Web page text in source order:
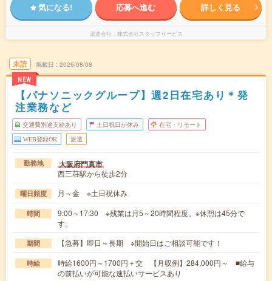
気になる! 応募へ進む 詳しく見る
派遣会社 株式会社スタッフサービス
未読
NEW
掲載日 2026/08/08
【パナソニックグループ】週2日在宅あり＊発
注業務など
交通費別途支給あり 土日祝日が休み 在宅・リモート
WEB登録OK 派遣
勤務地 大阪府門真市
西三荘駅から徒歩2分
曜日頻度 月～金 ※土日祝休み
時間
9:00～17:30 ※残業は月5～20時間程度。※休憩は45分で
す。
期間 【急募】即日～長期 ※開始日はご相談可能です！
時給
時給1600円～1700円＋交 【月収例】284,000円～ ■給与
の前払いが可能な速払いサービスあり